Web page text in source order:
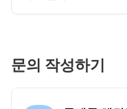
문의 작성하기